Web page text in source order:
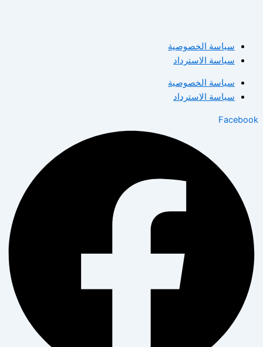
سياسة الخصوصية
سياسة الاسترداد
سياسة الخصوصية
سياسة الاسترداد
Facebook